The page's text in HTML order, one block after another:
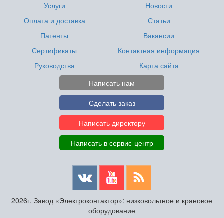
Услуги
Оплата и доставка
Патенты
Сертификаты
Руководства
Новости
Статьи
Вакансии
Контактная информация
Карта сайта
Написать нам
Сделать заказ
Написать директору
Написать в сервис-центр
2026г. Завод «Электроконтактор»: низковольтное и крановое
оборудование